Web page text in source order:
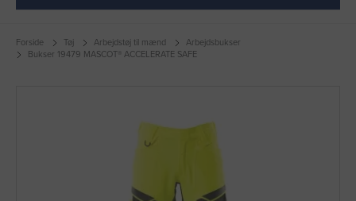
Forside Tøj Arbejdstøj til mænd
Arbejdsbukser
Bukser 19479 MASCOT® ACCELERATE SAFE